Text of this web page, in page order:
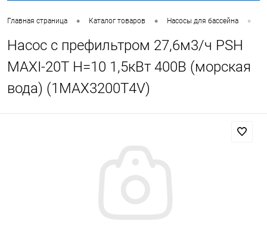
Главная страница • Каталог товаров • Насосы для бассейна •
Насос с префильтром 27,6м3/ч PSH
MAXI-20T Н=10 1,5кВт 400В (морская
вода) (1MAX3200T4V)